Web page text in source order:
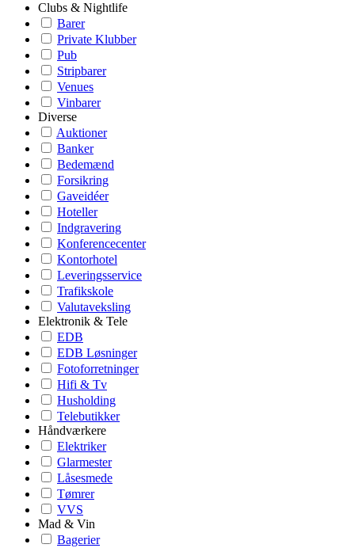
Clubs & Nightlife
Barer
Private Klubber
Pub
Stripbarer
Venues
Vinbarer
Diverse
Auktioner
Banker
Bedemænd
Forsikring
Gaveidéer
Hoteller
Indgravering
Konferencecenter
Kontorhotel
Leveringsservice
Trafikskole
Valutaveksling
Elektronik & Tele
EDB
EDB Løsninger
Fotoforretninger
Hifi & Tv
Husholding
Telebutikker
Håndværkere
Elektriker
Glarmester
Låsesmede
Tømrer
VVS
Mad & Vin
Bagerier